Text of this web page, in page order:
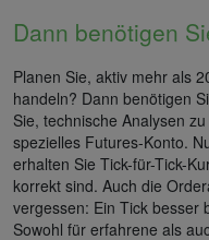
Dann benötigen
Planen Sie, aktiv mehr als
handeln? Dann benötigen
Sie, technische Analysen
spezielles Futures-Konto.
erhalten Sie Tick-für-Tick-
korrekt sind. Auch die
vergessen: Ein Tick besser
Sowohl für erfahrene als